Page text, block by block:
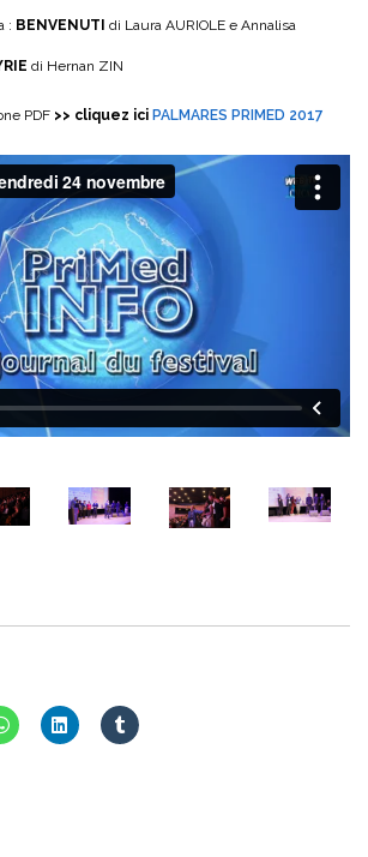
: BENVENUTI di Laura AURIOLE e Annalisa
di Hernan ZIN
PDF >> cliquez ici PALMARES PRIMED 2017